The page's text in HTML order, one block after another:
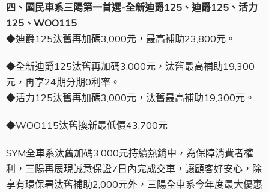
四、國民車系三陽第一首選-全新迪爵125、迪爵125、活力
125、WOO115
◆迪爵125汰舊再加碼3,000元，最高補助23,800元。
◆全新迪爵125汰舊再加碼3,000元，汰舊最高補助19,300
元，再享24期分期0利率。
◆活力125汰舊再加碼3,000元，汰舊最高補助19,300元。
◆WOO115汰舊換新最低價43,700元
SYM全車系汰舊加碼3,000元持續熱銷中，為保障消費者權
利，三陽再展現誠意保證7日內完成交車，讓顧客好安心，除
享有環保署汰舊補助2,000元外，三陽全車系今年度最大優惠